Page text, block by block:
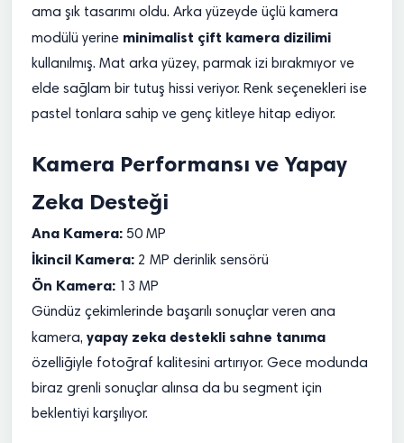
ama şık tasarımı oldu. Arka yüzeyde üçlü kamera
modülü yerine minimalist çift kamera dizilimi
kullanılmış. Mat arka yüzey, parmak izi bırakmıyor ve
elde sağlam bir tutuş hissi veriyor. Renk seçenekleri ise
pastel tonlara sahip ve genç kitleye hitap ediyor.
Kamera Performansı ve Yapay
Zeka Desteği
Ana Kamera: 50 MP
İkincil Kamera: 2 MP derinlik sensörü
Ön Kamera: 13 MP
Gündüz çekimlerinde başarılı sonuçlar veren ana
kamera, yapay zeka destekli sahne tanıma
özelliğiyle fotoğraf kalitesini artırıyor. Gece modunda
biraz grenli sonuçlar alınsa da bu segment için
beklentiyi karşılıyor.